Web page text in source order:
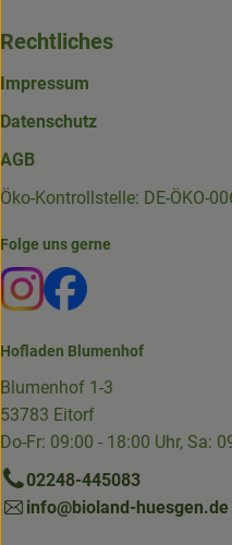
Rechtliches
Impressum
Datenschutz
AGB
Öko-Kontrollstelle: DE-ÖKO-
Folge uns gerne
Externer Link zu
Externer Link zu
Hofladen Blumenhof
Blumenhof 1-3
53783 Eitorf
Do-Fr: 09:00 - 18:00 Uhr, Sa:
02248-445083
info@bioland-huesgen.de